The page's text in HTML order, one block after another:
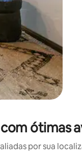
ótimas
por sua